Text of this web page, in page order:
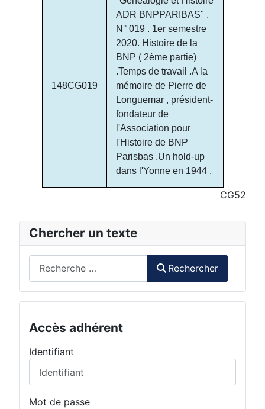
Chercher un texte
Rechercher
Accès adhérent
Identifiant
Mot de passe
148CG019
ADR BNPPARIBAS" .
N° 019 . 1er semestre
2020. Histoire de la
BNP ( 2ème partie)
.Temps de travail .A la
mémoire de Pierre de
Longuemar , président-
fondateur de
l'Association pour
l'Histoire de BNP
Parisbas .Un hold-up
dans l'Yonne en 1944 .
CG52